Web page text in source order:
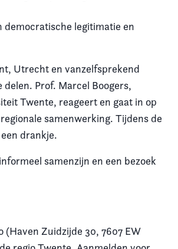
democratische legitimatie en
Utrecht en vanzelfsprekend
Prof. Marcel Boogers,
Twente, reageert en gaat in op
samenwerking. Tijdens de
drankje.
samenzijn en een bezoek
Zuidzijde 30, 7607 EW